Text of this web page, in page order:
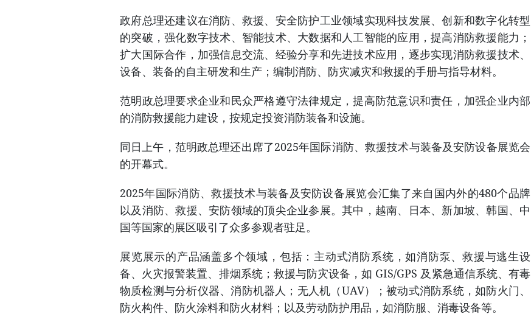
政府总理还建议在消防、救援、安全防护工业领域实现科技发展、创新和数字化转型
的突破，强化数字技术、智能技术、大数据和人工智能的应用，提高消防救援能力；
扩大国际合作，加强信息交流、经验分享和先进技术应用，逐步实现消防救援技术、
设备、装备的自主研发和生产；编制消防、防灾减灾和救援的手册与指导材料。
范明政总理要求企业和民众严格遵守法律规定，提高防范意识和责任，加强企业内部
的消防救援能力建设，按规定投资消防装备和设施。
同日上午，范明政总理还出席了2025年国际消防、救援技术与装备及安防设备展览会
的开幕式。
2025年国际消防、救援技术与装备及安防设备展览会汇集了来自国内外的480个品牌
以及消防、救援、安防领域的顶尖企业参展。其中，越南、日本、新加坡、韩国、中
国等国家的展区吸引了众多参观者驻足。
展览展示的产品涵盖多个领域，包括：主动式消防系统，如消防泵、救援与逃生设
备、火灾报警装置、排烟系统；救援与防灾设备，如 GIS/GPS 及紧急通信系统、有毒
物质检测与分析仪器、消防机器人；无人机（UAV）；被动式消防系统，如防火门、
防火构件、防火涂料和防火材料；以及劳动防护用品，如消防服、消毒设备等。